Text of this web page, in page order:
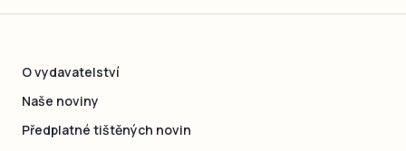
O vydavatelství
Naše noviny
Předplatné tištěných novin